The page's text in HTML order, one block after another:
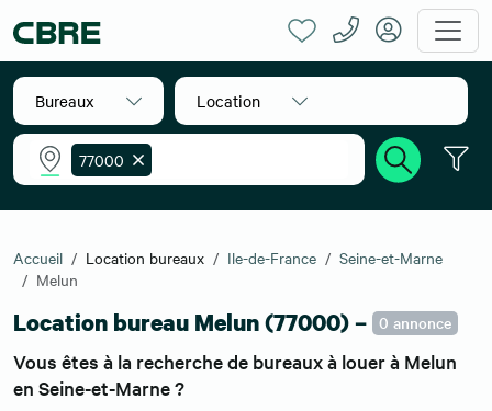
Bureaux Location
77000
Accueil Location bureaux Ile-de-France
Seine-et-Marne
Melun
Location bureau Melun (77000) – 0 annonce
Vous êtes à la recherche de bureaux à louer à Melun
en Seine-et-Marne ?